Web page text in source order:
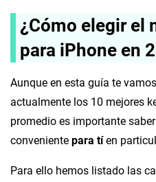
¿Cómo elegir el
para iPhone en
Aunque en esta guía te
actualmente los 10 mejores
promedio es importante
conveniente para tíen
Para ello hemos listado las